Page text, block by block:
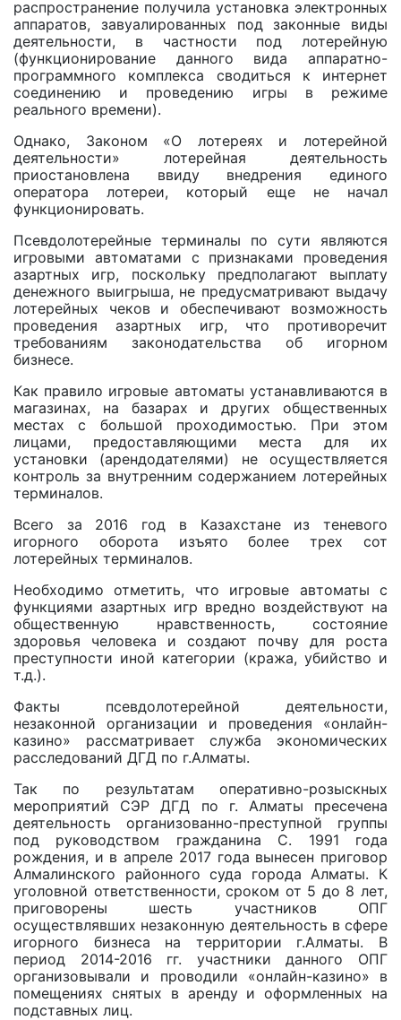
распространение получила установка электронных
аппаратов, завуалированных под законные виды
деятельности, в частности под лотерейную
(функционирование данного вида аппаратно-
программного комплекса сводиться к интернет
соединению и проведению игры в режиме
реального времени).
Однако, Законом «О лотереях и лотерейной
деятельности» лотерейная деятельность
приостановлена ввиду внедрения единого
оператора лотереи, который еще не начал
функционировать.
Псевдолотерейные терминалы по сути являются
игровыми автоматами с признаками проведения
азартных игр, поскольку предполагают выплату
денежного выигрыша, не предусматривают выдачу
лотерейных чеков и обеспечивают возможность
проведения азартных игр, что противоречит
требованиям законодательства об игорном
бизнесе.
Как правило игровые автоматы устанавливаются в
магазинах, на базарах и других общественных
местах с большой проходимостью. При этом
лицами, предоставляющими места для их
установки (арендодателями) не осуществляется
контроль за внутренним содержанием лотерейных
терминалов.
Всего за 2016 год в Казахстане из теневого
игорного оборота изъято более трех сот
лотерейных терминалов.
Необходимо отметить, что игровые автоматы с
функциями азартных игр вредно воздействуют на
общественную нравственность, состояние
здоровья человека и создают почву для роста
преступности иной категории (кража, убийство и
т.д.).
Факты псевдолотерейной деятельности,
незаконной организации и проведения «онлайн-
казино» рассматривает служба экономических
расследований ДГД по г.Алматы.
Так по результатам оперативно-розыскных
мероприятий СЭР ДГД по г. Алматы пресечена
деятельность организованно-преступной группы
под руководством гражданина С. 1991 года
рождения, и в апреле 2017 года вынесен приговор
Алмалинского районного суда города Алматы. К
уголовной ответственности, сроком от 5 до 8 лет,
приговорены шесть участников ОПГ
осуществлявших незаконную деятельность в сфере
игорного бизнеса на территории г.Алматы. В
период 2014-2016 гг. участники данного ОПГ
организовывали и проводили «онлайн-казино» в
помещениях снятых в аренду и оформленных на
подставных лиц.